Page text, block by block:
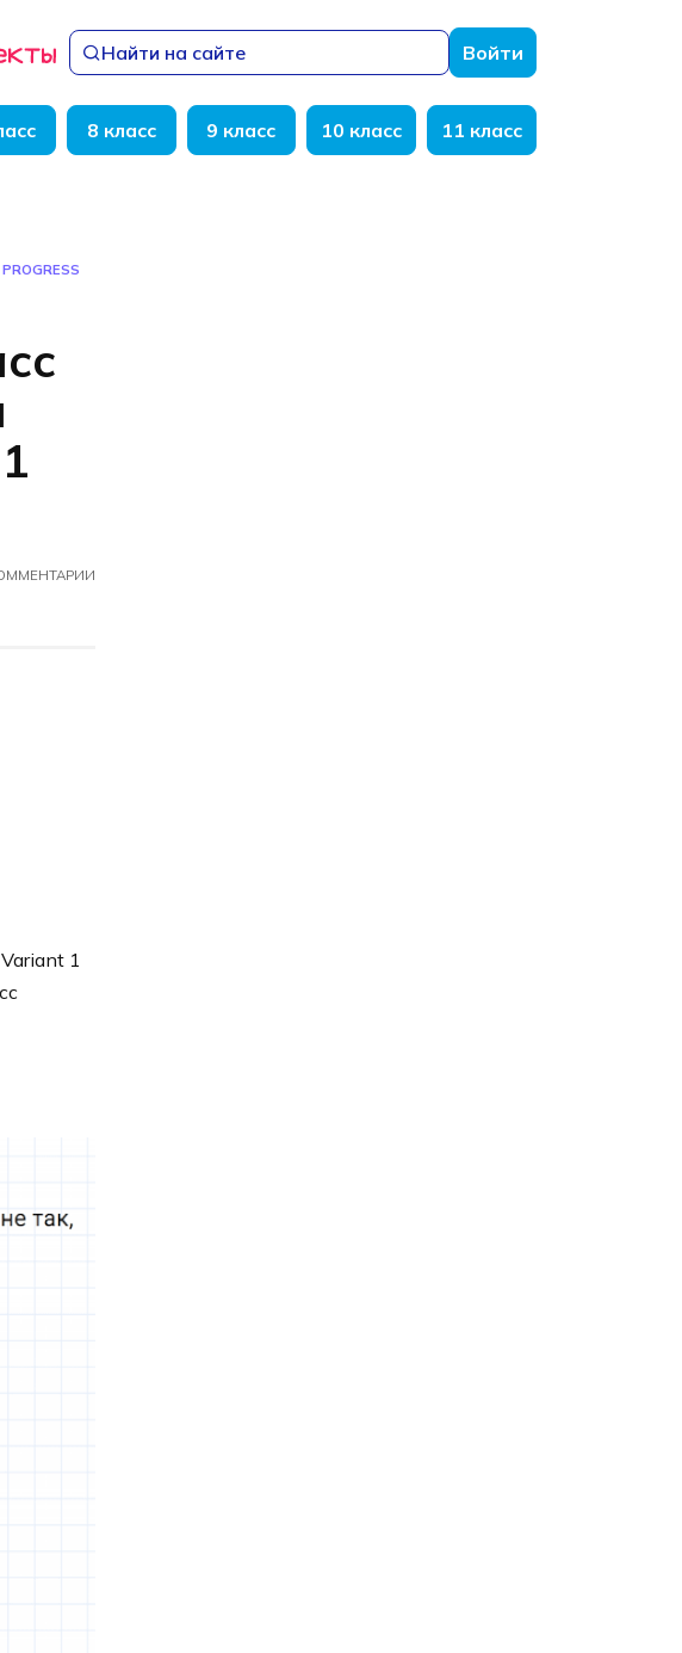
Найти на сайте Войти
8 класс 9 класс 10 класс 11 класс
1